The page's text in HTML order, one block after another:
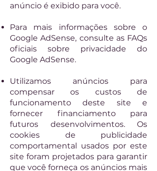
anúncio é exibido para você.
Para mais informações sobre o
Google AdSense, consulte as FAQs
oficiais sobre privacidade do
Google AdSense.
Utilizamos anúncios para
compensar os custos de
funcionamento deste site e
fornecer financiamento para
futuros desenvolvimentos. Os
cookies de publicidade
comportamental usados ​​por este
site foram projetados para garantir
que você forneça os anúncios mais